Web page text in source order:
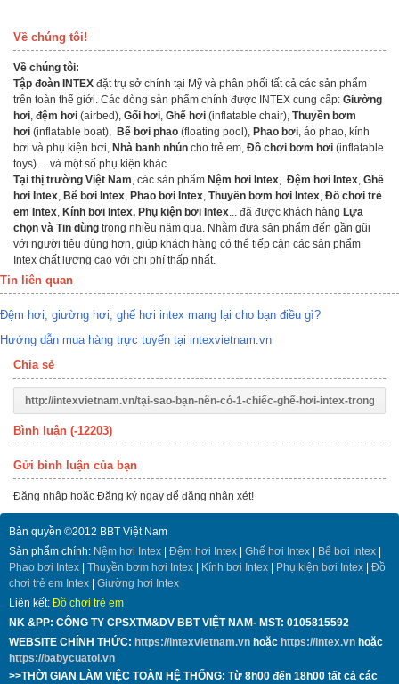
Về chúng tôi!
Về chúng tôi:
Tập đoàn INTEX đặt trụ sở chính tại Mỹ và phân phối tất cả các sản phẩm
trên toàn thế giới. Các dòng sản phẩm chính được INTEX cung cấp: Giường
hơi, đệm hơi (airbed), Gối hơi, Ghế hơi (inflatable chair), Thuyền bơm
hơi (inflatable boat), Bể bơi phao (floating pool), Phao bơi, áo phao, kính
bơi và phụ kiện bơi, Nhà banh nhún cho trẻ em, Đồ chơi bơm hơi (inflatable
toys)… và một số phụ kiện khác.
Tại thị trường Việt Nam, các sản phẩm Nệm hơi Intex, Đệm hơi Intex, Ghế
hơi Intex, Bể bơi Intex, Phao bơi Intex, Thuyền bơm hơi Intex, Đồ chơi trẻ
em Intex, Kính bơi Intex, Phụ kiện bơi Intex... đã được khách hàng Lựa
chọn và Tin dùng trong nhiều năm qua. Nhằm đưa sản phẩm đến gần gũi
với người tiêu dùng hơn, giúp khách hàng có thể tiếp cận các sản phẩm
Intex chất lượng cao với chi phí thấp nhất.
Tin liên quan
Đệm hơi, giường hơi, ghế hơi intex mang lại cho bạn điều gì?
Hướng dẫn mua hàng trực tuyến tại intexvietnam.vn
Chia sẻ
Bình luận (-12203)
Gửi bình luận của bạn
Đăng nhập hoặc Đăng ký ngay để đăng nhận xét!
Bản quyền ©2012 BBT Việt Nam
Sản phẩm chính: Nệm hơi Intex Đệm hơi Intex Ghế hơi Intex Bể bơi Intex
Phao bơi Intex
Thuyền bơm hơi Intex Kính bơi Intex Phụ kiện bơi Intex
Đồ
chơi trẻ em Intex
Giường hơi Intex
Liên kết: Đồ chơi trẻ em
NK &PP: CÔNG TY CPSXTM&DV BBT VIỆT NAM- MST: 0105815592
WEBSITE CHÍNH THỨC: https://intexvietnam.vn hoặc https://intex.vn hoặc
https://babycuatoi.vn
>>THỜI GIAN LÀM VIỆC TOÀN HỆ THỐNG: Từ 8h00 đến 18h00 tất cả các